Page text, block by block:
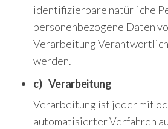
identifizierbare natürliche
personenbezogene Daten
Verarbeitung
werden.
c) Verarbeitung
Verarbeitung ist jeder mit
automatisierter Verfahren